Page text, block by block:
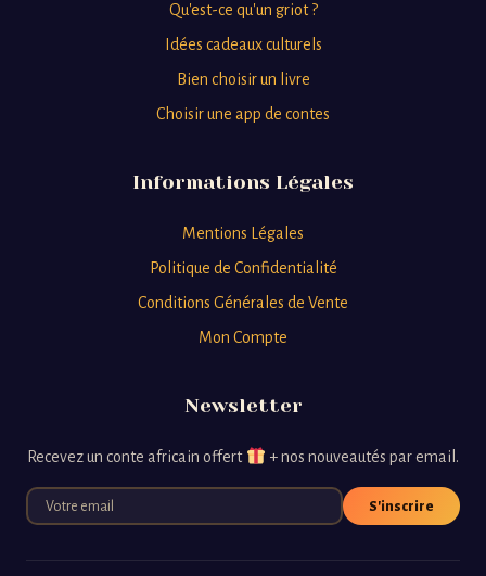
Qu'est-ce qu'un griot ?
Idées cadeaux culturels
Bien choisir un livre
Choisir une app de contes
Informations Légales
Mentions Légales
Politique de Confidentialité
Conditions Générales de Vente
Mon Compte
Newsletter
Recevez un conte africain offert + nos nouveautés par email.
S'inscrire